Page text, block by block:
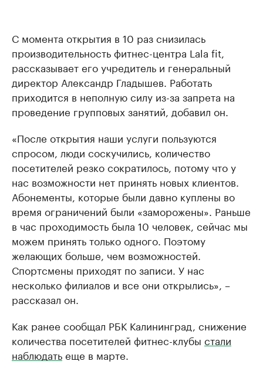
С момента открытия в 10 раз снизилась
производительность фитнес-центра Lala fit,
рассказывает его учредитель и генеральный
директор Александр Гладышев. Работать
приходится в неполную силу из-за запрета на
проведение групповых занятий, добавил он.
«После открытия наши услуги пользуются
спросом, люди соскучились, количество
посетителей резко сократилось, потому что у
нас возможности нет принять новых клиентов.
Абонементы, которые были давно куплены во
время ограничений были «заморожены». Раньше
в час проходимость была 10 человек, сейчас мы
можем принять только одного. Поэтому
желающих больше, чем возможностей.
Спортсмены приходят по записи. У нас
несколько филиалов и все они открылись», –
рассказал он.
Как ранее сообщал РБК Калининград, снижение
количества посетителей фитнес-клубы стали
наблюдатьеще в марте.